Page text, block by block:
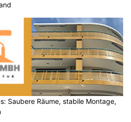
Saubere Räume, stabile Montage,